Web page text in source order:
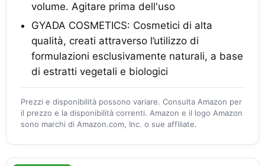
volume. Agitare prima dell'uso
GYADA COSMETICS: Cosmetici di alta
qualità, creati attraverso l’utilizzo di
formulazioni esclusivamente naturali, a base
di estratti vegetali e biologici
Prezzi e disponibilità possono variare. Consulta Amazon per
il prezzo e la disponibilità correnti. Amazon e il logo Amazon
sono marchi di Amazon.com, Inc. o sue affiliate.